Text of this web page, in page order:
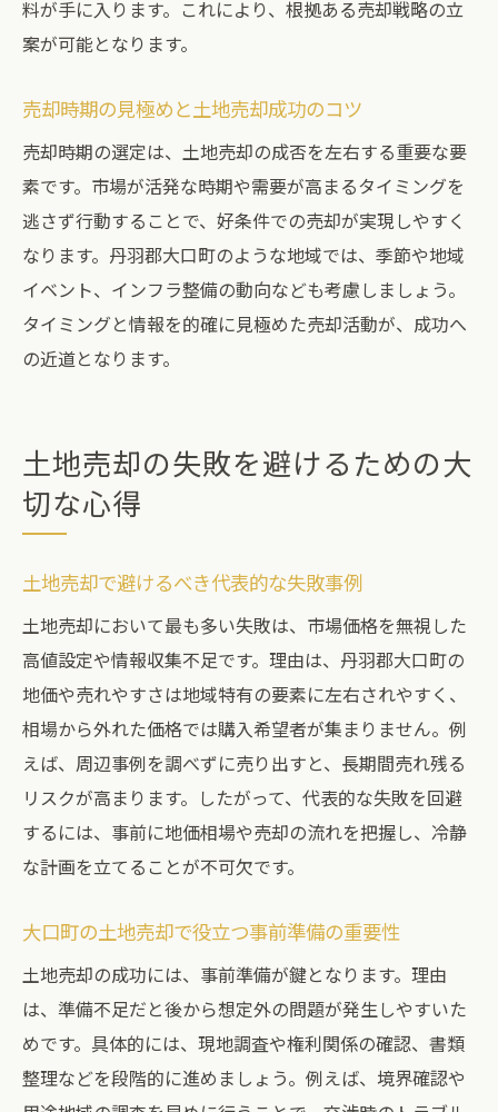
土地売却に役立つ活用事例とその効果
土地売却後の資産運用法も合わせて紹介
後悔しない土地売却の進め方を完全ガイド
土地売却前に必ず確認すべきチェック項目
売却活動の準備段階で重要なポイント
土地売却で納得できる契約を結ぶために
大口町の市場動向を活かした売却計画作成
法
専門家に相談して失敗を防ぐコツを伝授
料が手に入ります。これにより、根拠ある売却戦略の立
案が可能となります。
売却時期の見極めと土地売却成功のコツ
売却時期の選定は、土地売却の成否を左右する重要な要
素です。市場が活発な時期や需要が高まるタイミングを
逃さず行動することで、好条件での売却が実現しやすく
なります。丹羽郡大口町のような地域では、季節や地域
イベント、インフラ整備の動向なども考慮しましょう。
タイミングと情報を的確に見極めた売却活動が、成功へ
の近道となります。
土地売却の失敗を避けるための大
切な心得
土地売却で避けるべき代表的な失敗事例
土地売却において最も多い失敗は、市場価格を無視した
高値設定や情報収集不足です。理由は、丹羽郡大口町の
地価や売れやすさは地域特有の要素に左右されやすく、
相場から外れた価格では購入希望者が集まりません。例
えば、周辺事例を調べずに売り出すと、長期間売れ残る
リスクが高まります。したがって、代表的な失敗を回避
するには、事前に地価相場や売却の流れを把握し、冷静
な計画を立てることが不可欠です。
大口町の土地売却で役立つ事前準備の重要性
土地売却の成功には、事前準備が鍵となります。理由
は、準備不足だと後から想定外の問題が発生しやすいた
めです。具体的には、現地調査や権利関係の確認、書類
整理などを段階的に進めましょう。例えば、境界確認や